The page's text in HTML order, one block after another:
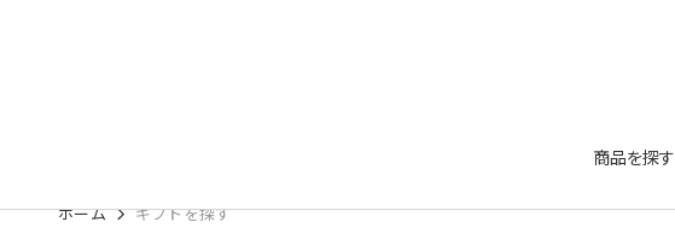
商品を探す
ホーム ギフトを探す